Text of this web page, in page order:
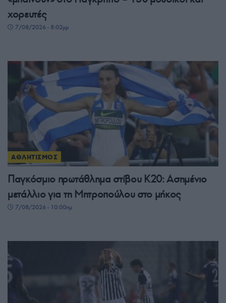
χορευτές
7/08/2026 - 8:02μμ
ΑΘΛΗΤΙΣΜΟΣ
Παγκόσμιο πρωτάθλημα στίβου Κ20: Ασημένιο
μετάλλιο για τη Μητροπούλου στο μήκος
7/08/2026 - 10:00πμ